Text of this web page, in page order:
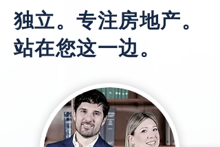
独立。专注房地产。
站在您这一边。